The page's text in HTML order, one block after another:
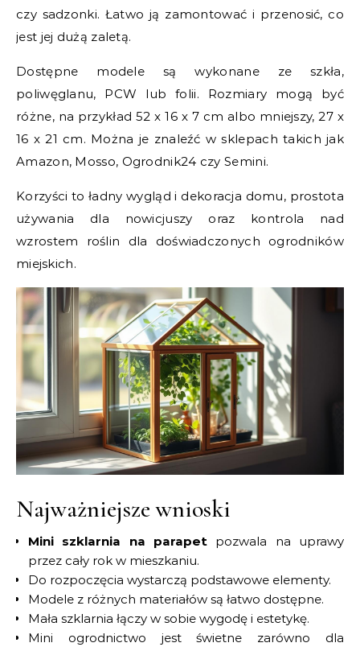
czy sadzonki. Łatwo ją zamontować i przenosić, co
jest jej dużą zaletą.
Dostępne modele są wykonane ze szkła,
poliwęglanu, PCW lub folii. Rozmiary mogą być
różne, na przykład 52 x 16 x 7 cm albo mniejszy, 27 x
16 x 21 cm. Można je znaleźć w sklepach takich jak
Amazon, Mosso, Ogrodnik24 czy Semini.
Korzyści to ładny wygląd i dekoracja domu, prostota
używania dla nowicjuszy oraz kontrola nad
wzrostem roślin dla doświadczonych ogrodników
miejskich.
Najważniejsze wnioski
Mini szklarnia na parapet pozwala na uprawy
przez cały rok w mieszkaniu.
Do rozpoczęcia wystarczą podstawowe elementy.
Modele z różnych materiałów są łatwo dostępne.
Mała szklarnia łączy w sobie wygodę i estetykę.
Mini ogrodnictwo jest świetne zarówno dla